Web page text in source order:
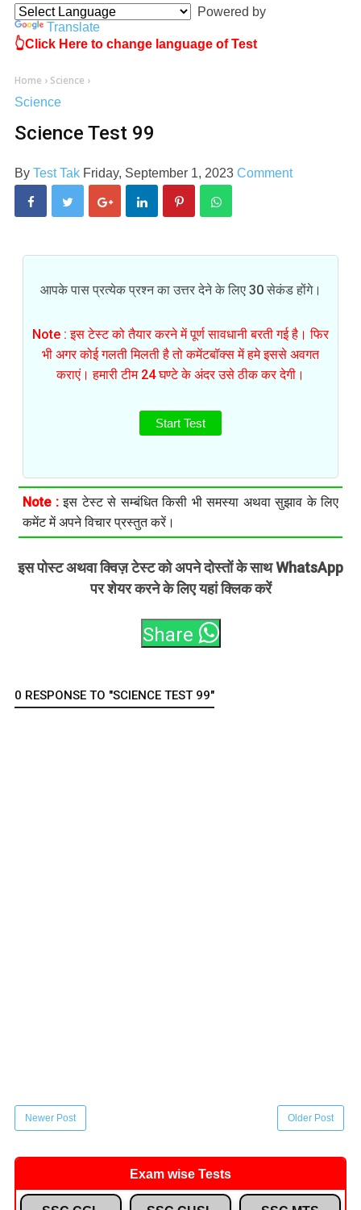
Powered by
Translate
👆Click Here to change language of Test
Home › Science ›
Science
Science Test 99
By Test Tak Friday, September 1, 2023 Comment
आपके पास प्रत्येक प्रश्न का उत्तर देने के लिए 30 सेकंड होंगे।
Note : इस टेस्ट को तैयार करने में पूर्ण सावधानी बरती गई है। फिर
भी अगर कोई गलती मिलती है तो कमेंटबॉक्स में हमे इससे अवगत
कराएं। हमारी टीम 24 घण्टे के अंदर उसे ठीक कर देगी।
Start Test
Note :इस टेस्ट से सम्बंधित किसी भी समस्या अथवा सुझाव के लिए
कमेंट में अपने विचार प्रस्तुत करें।
इस पोस्ट अथवा क्विज़ टेस्ट को अपने दोस्तों के साथ WhatsApp
पर शेयर करने के लिए यहां क्लिक करें
Share
0 RESPONSE TO "SCIENCE TEST 99"
Newer Post Older Post
Exam wise Tests